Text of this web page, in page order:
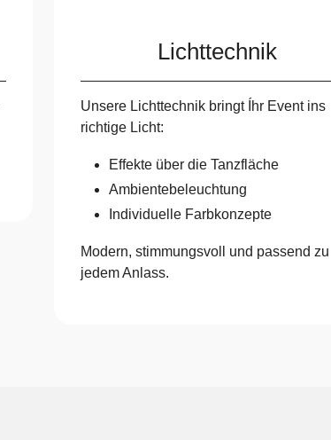
Lichttechnik
Unsere Lichttechnik bringt Íhr Event ins
richtige Licht:
Effekte über die Tanzfläche
Ambientebeleuchtung
Individuelle Farbkonzepte
Modern, stimmungsvoll und passend zu
jedem Anlass.